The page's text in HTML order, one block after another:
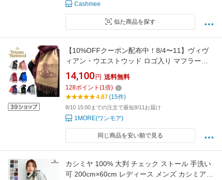
Cashmee
似た商品を探す
【10%OFFクーポン配布中！8/4〜11】ヴィヴ
ィアン・ウエストウッド ロゴ入り マフラー・
ストール ユニセックス 全8色 正規品 リバーシ
ブル バイカラー ウール Vivienne Westwood オ
ーブ ギフト プレゼント W0023
14,100 円 送料無料
128ポイント (1倍)
4.87(15件)
8/10 15:00までの注文で最短8/11お届け
1MORE(ワンモア)
同じ商品を安い順で見る
カシミヤ 100% 大判 チェック ストール 手洗い
可 200cm×60cm レディース メンズ カシミア